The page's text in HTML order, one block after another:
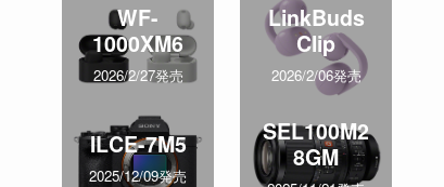
WF-
1000XM6
2026/2/27発売
LinkBuds
Clip
2026/2/06発売
ILCE-7M5
2025/12/09発売
SEL100M2
8GM